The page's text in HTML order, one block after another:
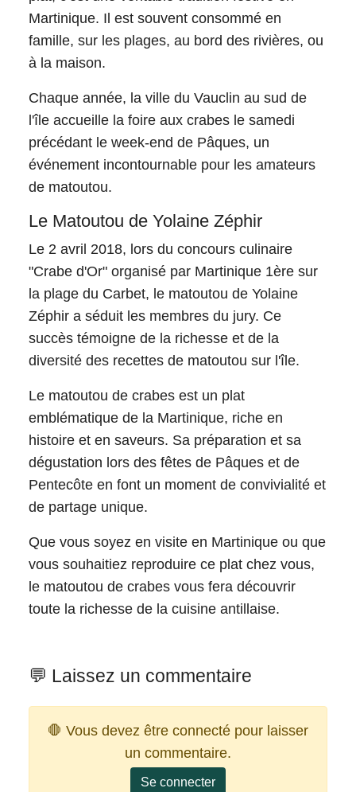
Martinique. Il est souvent consommé en
famille, sur les plages, au bord des rivières, ou
à la maison.
Chaque année, la ville du Vauclin au sud de
l'île accueille la foire aux crabes le samedi
précédant le week-end de Pâques, un
événement incontournable pour les amateurs
de matoutou.
Le Matoutou de Yolaine Zéphir
Le 2 avril 2018, lors du concours culinaire
"Crabe d'Or" organisé par Martinique 1ère sur
la plage du Carbet, le matoutou de Yolaine
Zéphir a séduit les membres du jury. Ce
succès témoigne de la richesse et de la
diversité des recettes de matoutou sur l'île.
Le matoutou de crabes est un plat
emblématique de la Martinique, riche en
histoire et en saveurs. Sa préparation et sa
dégustation lors des fêtes de Pâques et de
Pentecôte en font un moment de convivialité et
de partage unique.
Que vous soyez en visite en Martinique ou que
vous souhaitiez reproduire ce plat chez vous,
le matoutou de crabes vous fera découvrir
toute la richesse de la cuisine antillaise.
💬 Laissez un commentaire
🛑 Vous devez être connecté pour laisser
un commentaire.
Se connecter